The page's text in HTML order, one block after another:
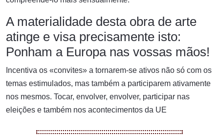
A materialidade desta obra de arte
atinge e visa precisamente isto:
Ponham a Europa nas vossas mãos!
Incentiva os «convites» a tornarem-se ativos não só com os
temas estimulados, mas também a participarem ativamente
nos mesmos. Tocar, envolver, envolver, participar nas
eleições e também nos acontecimentos da UE